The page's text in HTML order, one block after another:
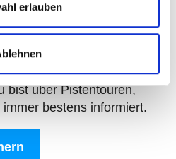
erlauben
es bequem zum
bist über Pistentouren,
bestens informiert.